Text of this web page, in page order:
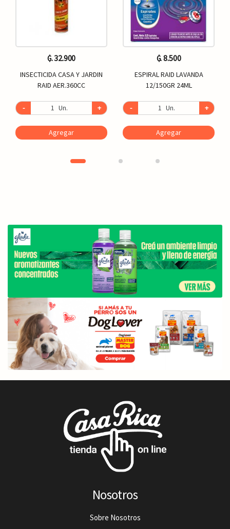
₲. 32.900
INSECTICIDA CASA Y JARDIN
RAID AER.360CC
- Un. +
Agregar
₲. 8.500
ESPIRAL RAID LAVANDA
12/150GR 24ML
- Un. +
Agregar
Nosotros
Sobre Nosotros